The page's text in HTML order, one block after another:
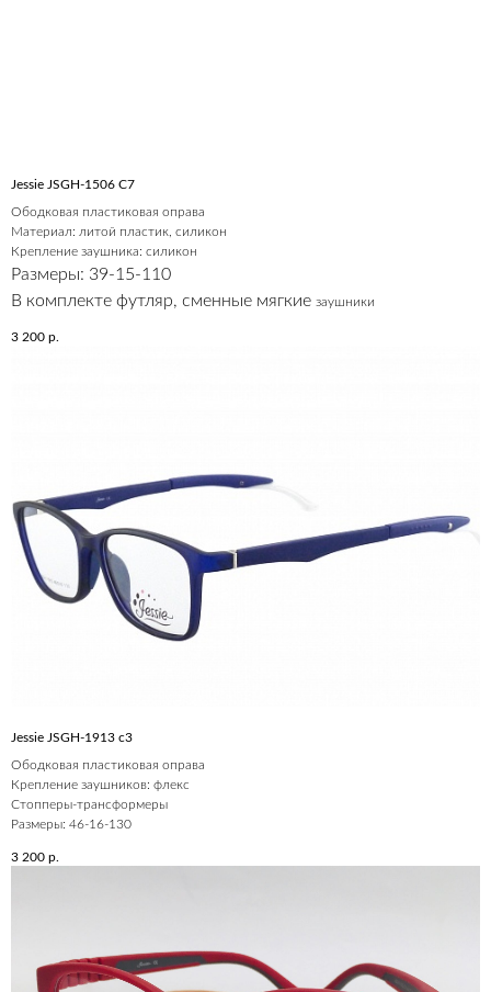
Jessie JSGH-1506 C7
Ободковая пластиковая оправа
Материал: литой пластик, силикон
Крепление заушника: силикон
Размеры: 39-15-110
В комплекте футляр, сменные мягкие заушники
3 200 р.
Jessie JSGH-1913 c3
Ободковая пластиковая оправа
Крепление заушников: флекс
Стопперы-трансформеры
Размеры: 46-16-130
3 200 р.